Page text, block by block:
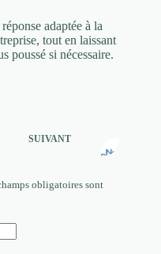
adaptée à la
tout en laissant
poussé si nécessaire.
SUIVANT
obligatoires sont